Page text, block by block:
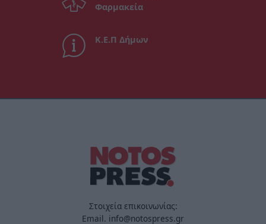
Φαρμακεία
Κ.Ε.Π Δήμων
Στοιχεία επικοινωνίας:
Email. info@notospress.gr